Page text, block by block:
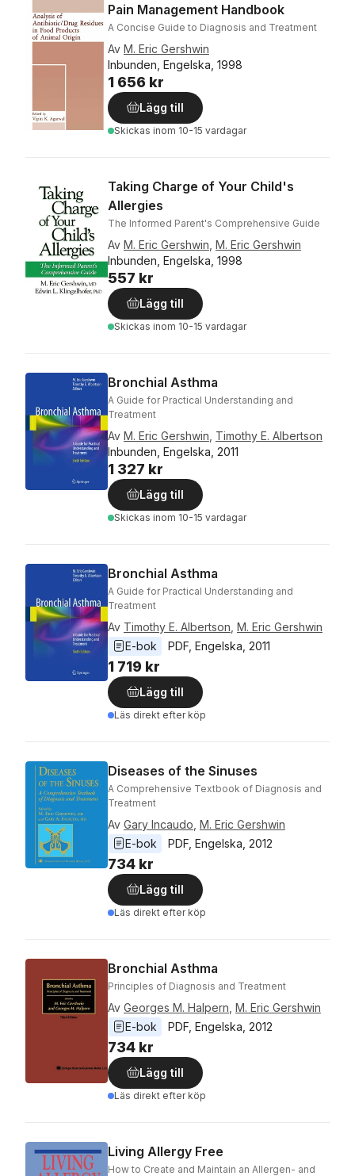
Pain Management Handbook
A Concise Guide to Diagnosis and Treatment
Av M. Eric Gershwin
Inbunden, Engelska, 1998
1 656 kr
Lägg till
Skickas inom 10-15 vardagar
Taking Charge of Your Child's
Allergies
The Informed Parent's Comprehensive Guide
Av M. Eric Gershwin M. Eric Gershwin
Inbunden, Engelska, 1998
557 kr
Lägg till
Skickas inom 10-15 vardagar
Bronchial Asthma
A Guide for Practical Understanding and
Treatment
Av M. Eric Gershwin Timothy E. Albertson
Inbunden, Engelska, 2011
1 327 kr
Lägg till
Skickas inom 10-15 vardagar
Bronchial Asthma
A Guide for Practical Understanding and
Treatment
Av Timothy E. Albertson M. Eric Gershwin
E-bok
PDF Engelska 2011
1 719 kr
Lägg till
Läs direkt efter köp
Diseases of the Sinuses
A Comprehensive Textbook of Diagnosis and
Treatment
Av Gary Incaudo M. Eric Gershwin
E-bok
PDF Engelska 2012
734 kr
Lägg till
Läs direkt efter köp
Bronchial Asthma
Principles of Diagnosis and Treatment
Av Georges M. Halpern M. Eric Gershwin
E-bok
PDF Engelska 2012
734 kr
Lägg till
Läs direkt efter köp
Living Allergy Free
How to Create and Maintain an Allergen- and